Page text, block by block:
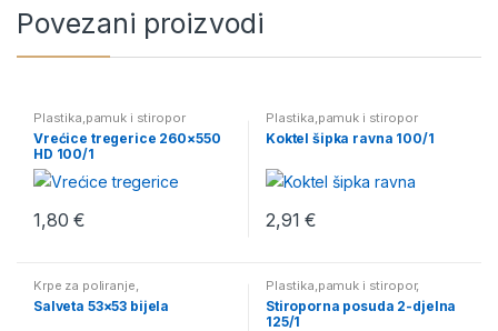
Povezani proizvodi
Plastika,pamuk i stiropor
Vrećice tregerice 260×550
HD 100/1
1,80€
Plastika,pamuk i stiropor
Koktel šipka ravna 100/1
2,91€
Krpe za poliranje,
Plastika,pamuk i stiropor
Salveta 53×53 bijela
Plastika,pamuk i stiropor,
Posude
Stiroporna posuda 2-djelna
125/1